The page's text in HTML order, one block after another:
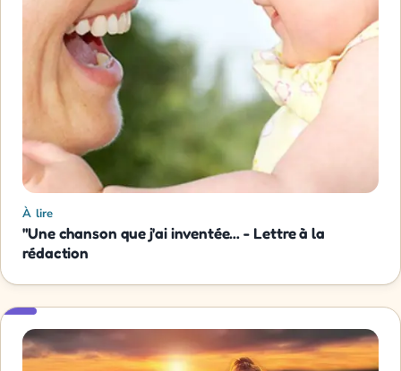
À lire
"Une chanson que j'ai inventée... - Lettre à la
rédaction